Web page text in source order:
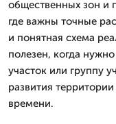
общественных зон и
где важны точные
и понятная схема
полезен, когда
участок или группу
развития
времени.